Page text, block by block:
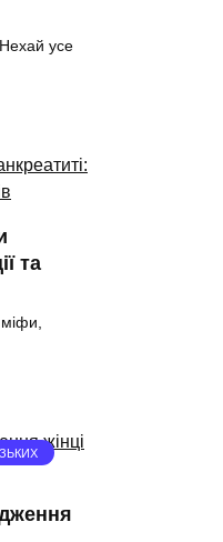
Нехай усе
та